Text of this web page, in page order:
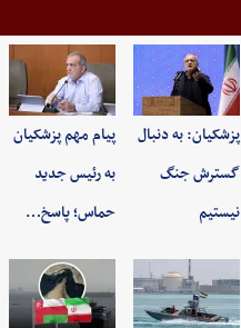
پزشکیان: به‌ دنبال
گسترش جنگ
نیستیم
پیام مهم پزشکیان
به رئیس جدید
حماس؛ پاسخ…